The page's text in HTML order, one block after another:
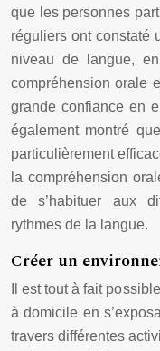
que les personnes
réguliers ont constaté
niveau de langue,
compréhension orale
grande confiance en
également montré
particulièrement
la compréhension
de s’habituer aux
rythmes de la langue.
Créer un
Il est tout à fait
à domicile en
travers différentes